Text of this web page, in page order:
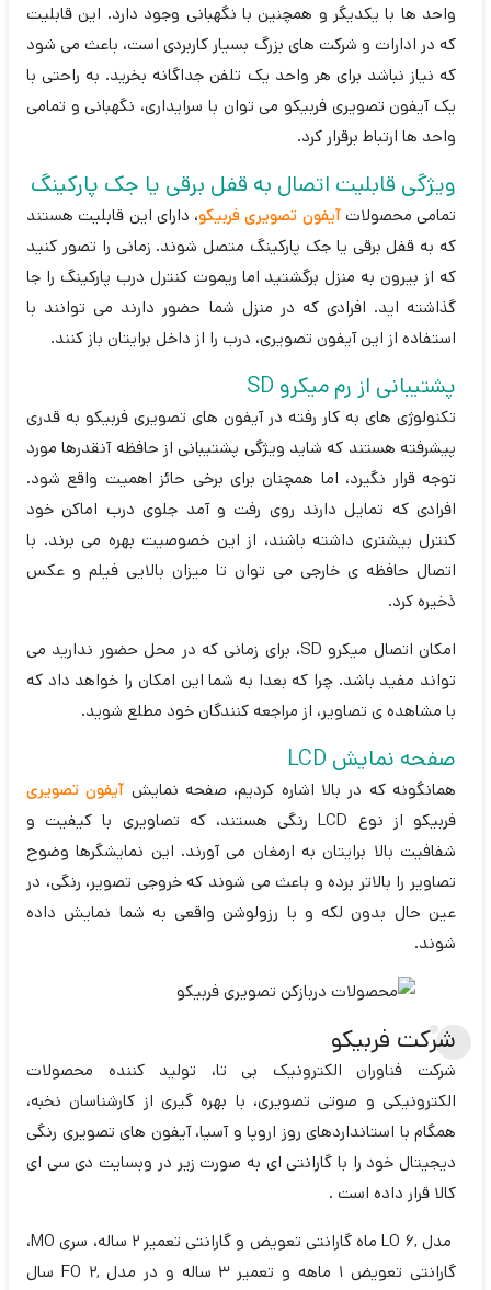
واحد ها با یکدیگر و همچنین با نگهبانی وجود دارد. این قابلیت
که در ادارات و شرکت های بزرگ بسیار کاربردی است، باعث می شود
که نیاز نباشد برای هر واحد یک تلفن جداگانه بخرید. به راحتی با
یک آیفون تصویری فربیکو می توان با سرایداری، نگهبانی و تمامی
واحد ها ارتباط برقرار کرد.
ویژگی قابلیت اتصال به قفل برقی یا جک پارکینگ
تمامی محصولاتآیفون تصویری فربیکو، دارای این قابلیت هستند
که به قفل برقی یا جک پارکینگ متصل شوند. زمانی را تصور کنید
که از بیرون به منزل برگشتید اما ریموت کنترل درب پارکینگ را جا
گذاشته اید. افرادی که در منزل شما حضور دارند می توانند با
استفاده از این آیفون تصویری، درب را از داخل برایتان باز کنند.
پشتیبانی از رم میکرو SD
تکنولوژی های به کار رفته در آیفون های تصویری فربیکو به قدری
پیشرفته هستند که شاید ویژگی پشتیبانی از حافظه آنقدرها مورد
توجه قرار نگیرد، اما همچنان برای برخی حائز اهمیت واقع شود.
افرادی که تمایل دارند روی رفت و آمد جلوی درب اماکن خود
کنترل بیشتری داشته باشند، از این خصوصیت بهره می برند. با
اتصال حافظه ی خارجی می توان تا میزان بالایی فیلم و عکس
ذخیره کرد.
امکان اتصال میکرو SD، برای زمانی که در محل حضور ندارید می
تواند مفید باشد. چرا که بعدا به شما این امکان را خواهد داد که
با مشاهده ی تصاویر، از مراجعه کنندگان خود مطلع شوید.
صفحه نمایش LCD
همانگونه که در بالا اشاره کردیم، صفحه نمایش آیفون تصویری
فربیکو از نوع LCD رنگی هستند، که تصاویری با کیفیت و
شفافیت بالا برایتان به ارمغان می آورند. این نمایشگرها وضوح
تصاویر را بالاتر برده و باعث می شوند که خروجی تصویر، رنگی، در
عین حال بدون لکه و با رزولوشن واقعی به شما نمایش داده
شوند.
شرکت فربیکو
شرکت فناوران الکترونیک بی تا، تولید کننده محصولات
الکترونیکی و صوتی تصویری، با بهره گیری از کارشناسان نخبه،
همگام با استانداردهای روز اروپا و آسیا، آیفون های تصویری رنگی
دیجیتال خود را با گارانتی ای به صورت زیر در وبسایت دی سی ای
کالا قرار داده است .
مدل ,LO 6 ماه گارانتی تعویض و گارانتی تعمیر 2 ساله، سری MO،
گارانتی تعویض 1 ماهه و تعمیر 3 ساله و در مدل ,FO 2 سال